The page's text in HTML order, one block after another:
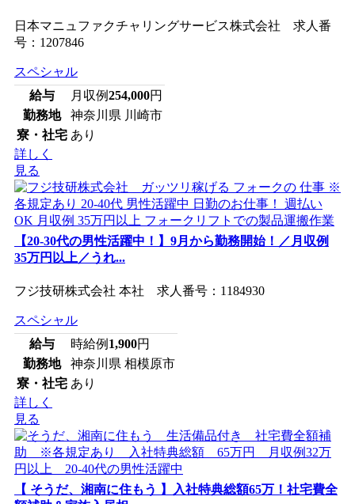
日本マニュファクチャリングサービス株式会社 求人番
号：1207846
スペシャル
給与
月収例254,000円
勤務地
神奈川県 川崎市
寮・社宅 あり
詳しく
見る
【20-30代の男性活躍中！】9月から勤務開始！／月収例
35万円以上／うれ...
フジ技研株式会社 本社 求人番号：1184930
スペシャル
給与
時給例 1,900円
勤務地
神奈川県 相模原市
寮・社宅 あり
詳しく
見る
【 そうだ、湘南に住もう 】入社特典総額65万！社宅費全